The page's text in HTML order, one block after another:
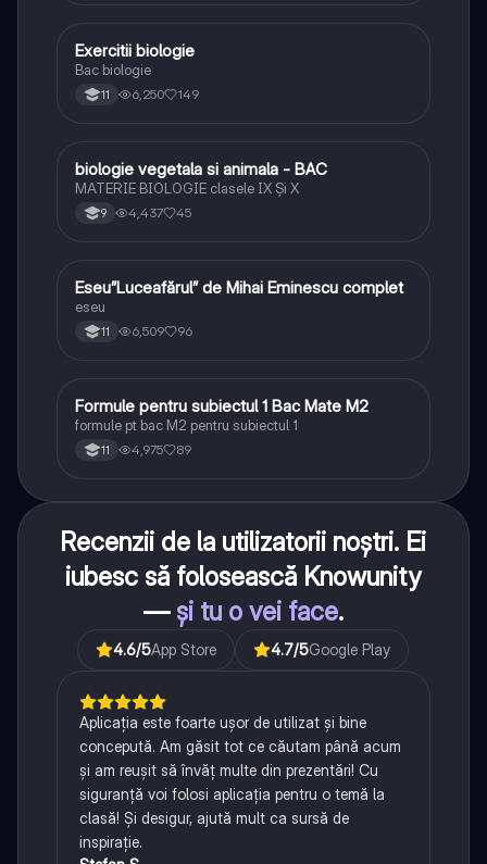
Biologie
Exercitii biologie
Bac biologie
11 6,250 149
Biologie
biologie vegetala si animala - BAC
MATERIE BIOLOGIE clasele IX Şi X
9 4,437 45
Limba și literatura română
Eseu”Luceafărul” de Mihai Eminescu complet
eseu
11 6,509 96
Matematică
Formule pentru subiectul 1 Bac Mate M2
formule pt bac M2 pentru subiectul 1
11 4,975 89
Recenzii de la utilizatorii noștri. Ei
iubesc să folosească Knowunity
— și tu o vei face.
4.6/5App Store 4.7/5Google Play
Aplicația este foarte ușor de utilizat și bine
concepută. Am găsit tot ce căutam până acum
și am reușit să învăț multe din prezentări! Cu
siguranță voi folosi aplicația pentru o temă la
clasă! Și desigur, ajută mult ca sursă de
inspirație.